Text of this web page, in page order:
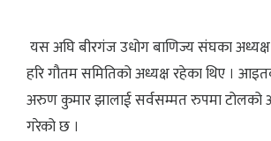
यस अघि बीरगंज उधोग बाणिज्य संघका
हरि गौतम समितिको अध्यक्ष रहेका थिए ।
अरुण कुमार झालाई सर्वसम्मत रुपमा टोलको
गरेको छ ।